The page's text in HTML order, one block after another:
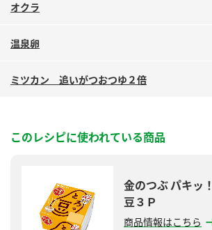
オクラ
温泉卵
ミツカン 追いがつおつゆ２倍
このレシピに使われている商品
金のつぶ パキッ
豆３Ｐ
商品情報はこちら